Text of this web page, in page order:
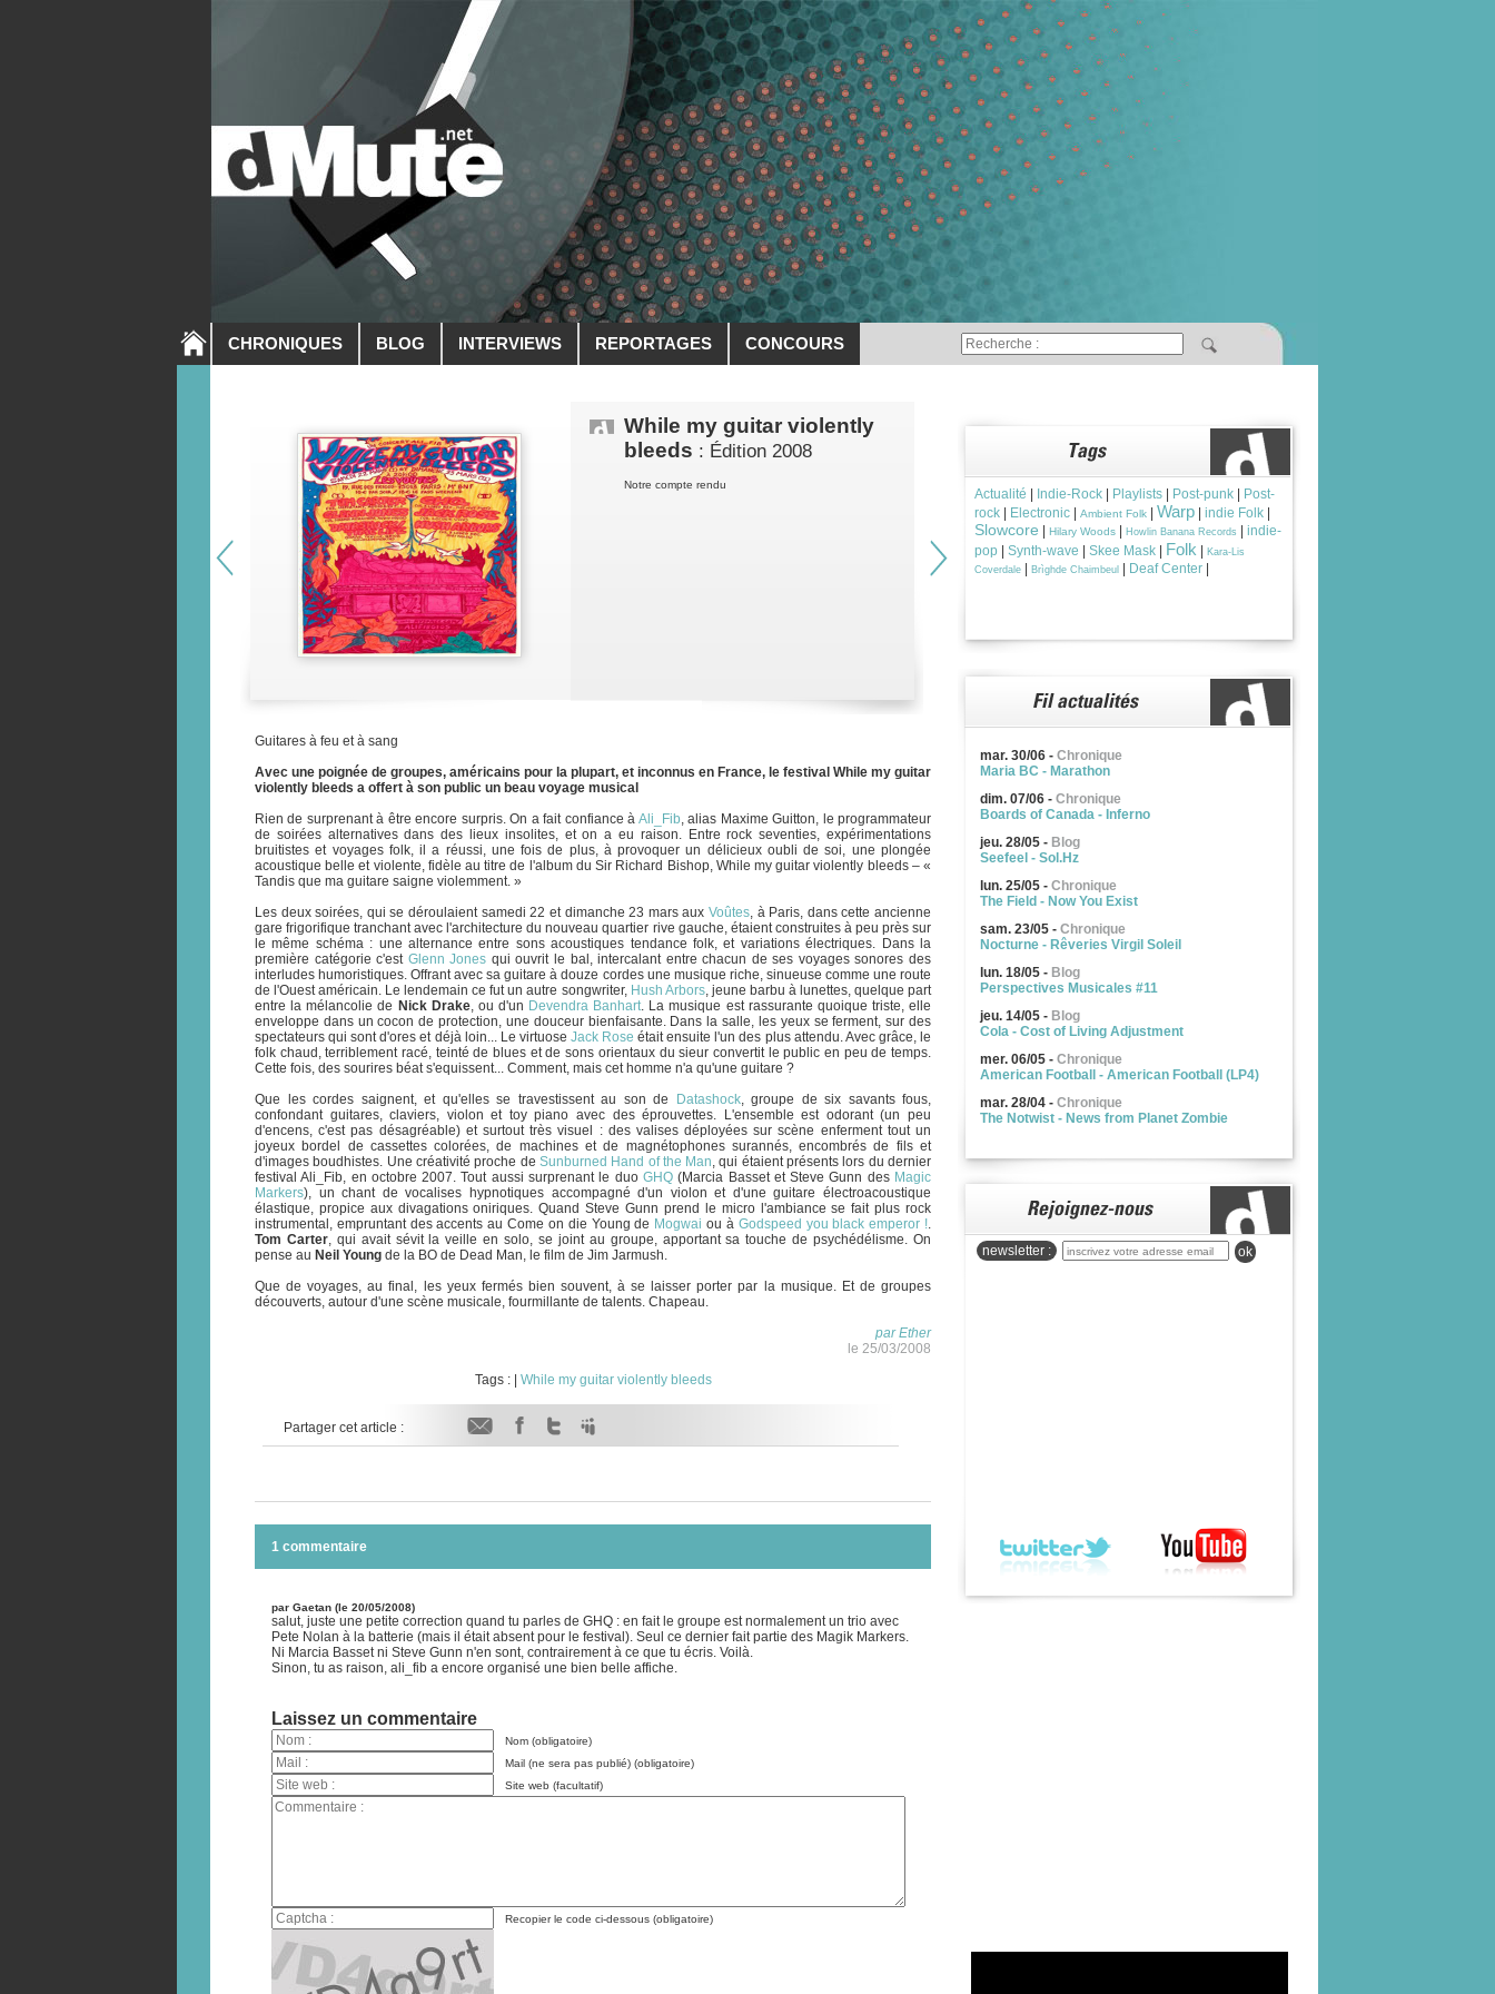
CHRONIQUES BLOG INTERVIEWS REPORTAGES CONCOURS
While my guitar violently
bleeds : Édition 2008
Notre compte rendu
Guitares à feu et à sang
Avec une poignée de groupes, américains pour la plupart, et inconnus en France, le festival While my guitar
violently bleeds a offert à son public un beau voyage musical
Rien de surprenant à être encore surpris. On a fait confiance à Ali_Fib, alias Maxime Guitton, le programmateur
de soirées alternatives dans des lieux insolites, et on a eu raison. Entre rock seventies, expérimentations
bruitistes et voyages folk, il a réussi, une fois de plus, à provoquer un délicieux oubli de soi, une plongée
acoustique belle et violente, fidèle au titre de l'album du Sir Richard Bishop, While my guitar violently bleeds – «
Tandis que ma guitare saigne violemment. »
Les deux soirées, qui se déroulaient samedi 22 et dimanche 23 mars aux Voûtes, à Paris, dans cette ancienne
gare frigorifique tranchant avec l'architecture du nouveau quartier rive gauche, étaient construites à peu près sur
le même schéma : une alternance entre sons acoustiques tendance folk, et variations électriques. Dans la
première catégorie c'est Glenn Jones qui ouvrit le bal, intercalant entre chacun de ses voyages sonores des
interludes humoristiques. Offrant avec sa guitare à douze cordes une musique riche, sinueuse comme une route
de l'Ouest américain. Le lendemain ce fut un autre songwriter, Hush Arbors, jeune barbu à lunettes, quelque part
entre la mélancolie de Nick Drake, ou d'un Devendra Banhart. La musique est rassurante quoique triste, elle
enveloppe dans un cocon de protection, une douceur bienfaisante. Dans la salle, les yeux se ferment, sur des
spectateurs qui sont d'ores et déjà loin... Le virtuose Jack Rose était ensuite l'un des plus attendu. Avec grâce, le
folk chaud, terriblement racé, teinté de blues et de sons orientaux du sieur convertit le public en peu de temps.
Cette fois, des sourires béat s'equissent... Comment, mais cet homme n'a qu'une guitare ?
Que les cordes saignent, et qu'elles se travestissent au son de
Datashock, groupe de six savants fous,
confondant guitares, claviers, violon et toy piano avec des éprouvettes. L'ensemble est odorant (un peu
d'encens, c'est pas désagréable) et surtout très visuel : des valises déployées sur scène enferment tout un
joyeux bordel de cassettes colorées, de machines et de magnétophones surannés, encombrés de fils et
d'images boudhistes. Une créativité proche de Sunburned Hand of the Man, qui étaient présents lors du dernier
festival Ali_Fib, en octobre 2007. Tout aussi surprenant le duo GHQ(Marcia Basset et Steve Gunn des Magic
Markers), un chant de vocalises hypnotiques accompagné d'un violon et d'une guitare électroacoustique
élastique, propice aux divagations oniriques. Quand Steve Gunn prend le micro l'ambiance se fait plus rock
instrumental, empruntant des accents au Come on die Young de Mogwai ou à Godspeed you black emperor !.
Tom Carter, qui avait sévit la veille en solo, se joint au groupe, apportant sa touche de psychédélisme. On
pense au Neil Young de la BO de Dead Man, le film de Jim Jarmush.
Que de voyages, au final, les yeux fermés bien souvent, à se laisser porter par la musique. Et de groupes
découverts, autour d'une scène musicale, fourmillante de talents. Chapeau.
par Ether
le 25/03/2008
Tags :
While my guitar violently bleeds
Partager cet article :
1 commentaire
par Gaetan (le 20/05/2008)
salut, juste une petite correction quand tu parles de GHQ : en fait le groupe est normalement un trio avec
Pete Nolan à la batterie (mais il était absent pour le festival). Seul ce dernier fait partie des Magik Markers.
Ni Marcia Basset ni Steve Gunn n'en sont, contrairement à ce que tu écris. Voilà.
Sinon, tu as raison, ali_fib a encore organisé une bien belle affiche.
Laissez un commentaire
Nom (obligatoire)
Mail (ne sera pas publié) (obligatoire)
Site web (facultatif)
Recopier le code ci-dessous (obligatoire)
Actualité Indie-Rock Playlists Post-punk
Post-
rock
Electronic Ambient Folk Warp indie Folk
Slowcore Hilary Woods Howlin Banana Records
indie-
pop
Synth-wave Skee Mask Folk
Kara-Lis
Coverdale
Brìghde Chaimbeul Deaf Center
mar. 30/06 - Chronique
Maria BC - Marathon
dim. 07/06 - Chronique
Boards of Canada - Inferno
jeu. 28/05 - Blog
Seefeel - Sol.Hz
lun. 25/05 - Chronique
The Field - Now You Exist
sam. 23/05 - Chronique
Nocturne - Rêveries Virgil Soleil
lun. 18/05 - Blog
Perspectives Musicales #11
jeu. 14/05 - Blog
Cola - Cost of Living Adjustment
mer. 06/05 - Chronique
American Football - American Football (LP4)
mar. 28/04 - Chronique
The Notwist - News from Planet Zombie
newsletter : ok